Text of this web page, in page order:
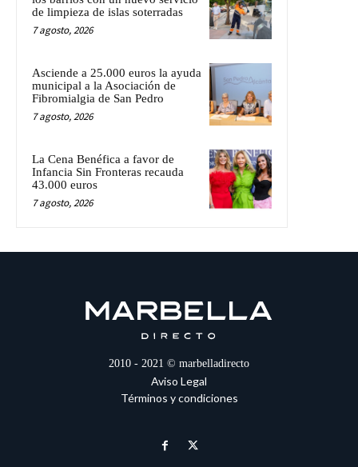
de limpieza de islas soterradas
7 agosto, 2026
Asciende a 25.000 euros la ayuda
municipal a la Asociación de
Fibromialgia de San Pedro
7 agosto, 2026
La Cena Benéfica a favor de
Infancia Sin Fronteras recauda
43.000 euros
7 agosto, 2026
2010 - 2021 © marbelladirecto
Aviso Legal
Términos y condiciones